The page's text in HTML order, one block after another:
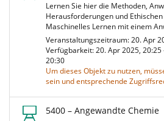
Lernen Sie hier die Methoden,
Herausforderungen und
Maschinelles Lernen mit einem
Veranstaltungszeitraum: 20. Apr
Verfügbarkeit: 20. Apr 2025, 20:25
20:30
Um dieses Objekt zu nutzen,
sein und entsprechende
5400 – Angewandte Chemie